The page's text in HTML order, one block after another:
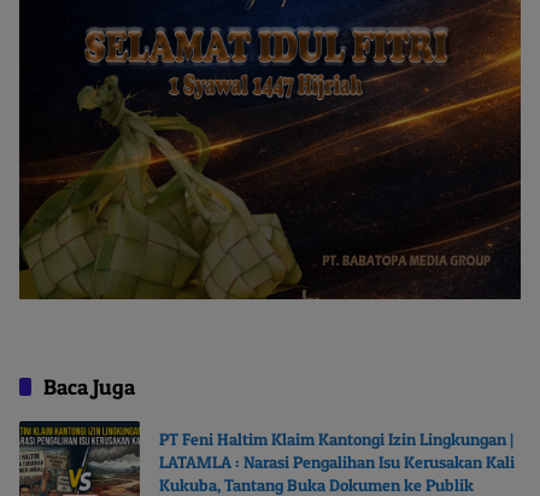
Baca Juga
PT Feni Haltim Klaim Kantongi Izin Lingkungan |
LATAMLA : Narasi Pengalihan Isu Kerusakan Kali
Kukuba, Tantang Buka Dokumen ke Publik